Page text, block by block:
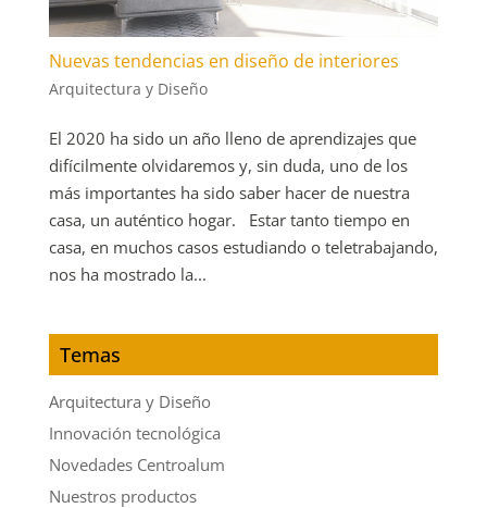
Nuevas tendencias en diseño de interiores
Arquitectura y Diseño
El 2020 ha sido un año lleno de aprendizajes que
difícilmente olvidaremos y, sin duda, uno de los
más importantes ha sido saber hacer de nuestra
casa, un auténtico hogar. Estar tanto tiempo en
casa, en muchos casos estudiando o teletrabajando,
nos ha mostrado la...
Temas
Arquitectura y Diseño
Innovación tecnológica
Novedades Centroalum
Nuestros productos